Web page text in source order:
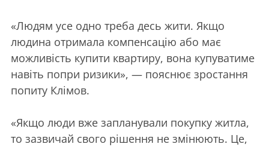
«Людям усе одно треба десь жити. Якщо
людина отримала компенсацію або має
можливість купити квартиру, вона купуватиме
навіть попри ризики», — пояснює зростання
попиту Клімов.
«Якщо люди вже запланували покупку житла,
то зазвичай свого рішення не змінюють. Це,